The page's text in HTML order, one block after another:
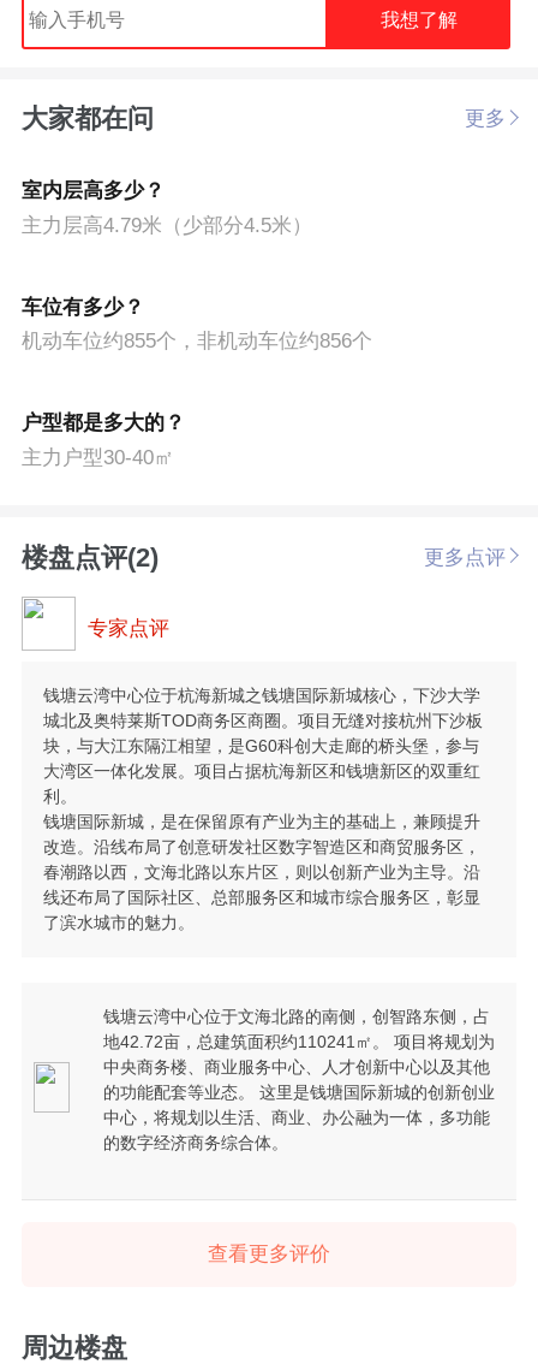
我想了解
大家都在问 更多
室内层高多少？
主力层高4.79米（少部分4.5米）
车位有多少？
机动车位约855个，非机动车位约856个
户型都是多大的？
主力户型30-40㎡
楼盘点评(2) 更多点评
专家点评
钱塘云湾中心位于杭海新城之钱塘国际新城核心，下沙大学
城北及奥特莱斯TOD商务区商圈。项目无缝对接杭州下沙板
块，与大江东隔江相望，是G60科创大走廊的桥头堡，参与
大湾区一体化发展。项目占据杭海新区和钱塘新区的双重红
利。
钱塘国际新城，是在保留原有产业为主的基础上，兼顾提升
改造。沿线布局了创意研发社区数字智造区和商贸服务区，
春潮路以西，文海北路以东片区，则以创新产业为主导。沿
线还布局了国际社区、总部服务区和城市综合服务区，彰显
了滨水城市的魅力。
钱塘云湾中心位于文海北路的南侧，创智路东侧，占
地42.72亩，总建筑面积约110241㎡。 项目将规划为
中央商务楼、商业服务中心、人才创新中心以及其他
的功能配套等业态。 这里是钱塘国际新城的创新创业
中心，将规划以生活、商业、办公融为一体，多功能
的数字经济商务综合体。
查看更多评价
周边楼盘